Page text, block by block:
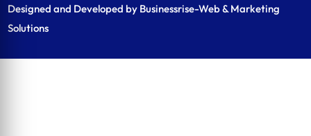
Designed and Developed by Businessrise-Web & Marketing
Solutions